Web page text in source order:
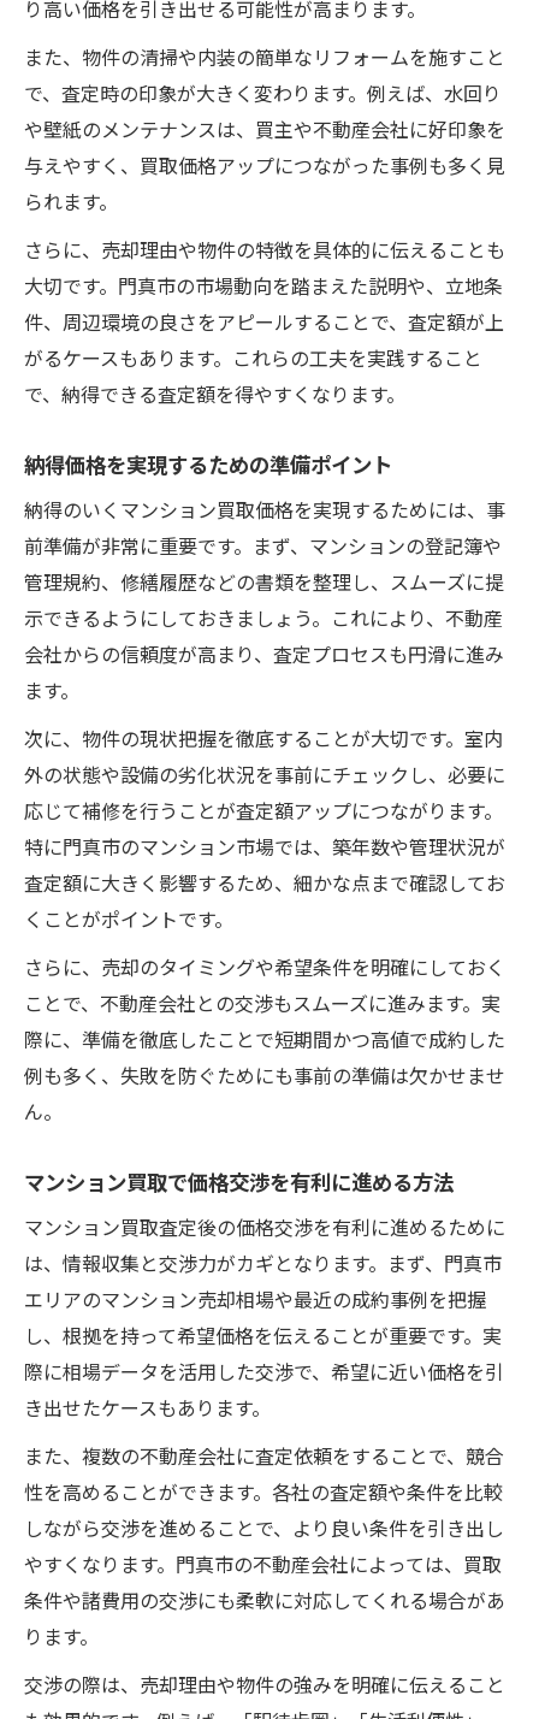
り高い価格を引き出せる可能性が高まります。
また、物件の清掃や内装の簡単なリフォームを施すこと
で、査定時の印象が大きく変わります。例えば、水回り
や壁紙のメンテナンスは、買主や不動産会社に好印象を
与えやすく、買取価格アップにつながった事例も多く見
られます。
さらに、売却理由や物件の特徴を具体的に伝えることも
大切です。門真市の市場動向を踏まえた説明や、立地条
件、周辺環境の良さをアピールすることで、査定額が上
がるケースもあります。これらの工夫を実践すること
で、納得できる査定額を得やすくなります。
納得価格を実現するための準備ポイント
納得のいくマンション買取価格を実現するためには、事
前準備が非常に重要です。まず、マンションの登記簿や
管理規約、修繕履歴などの書類を整理し、スムーズに提
示できるようにしておきましょう。これにより、不動産
会社からの信頼度が高まり、査定プロセスも円滑に進み
ます。
次に、物件の現状把握を徹底することが大切です。室内
外の状態や設備の劣化状況を事前にチェックし、必要に
応じて補修を行うことが査定額アップにつながります。
特に門真市のマンション市場では、築年数や管理状況が
査定額に大きく影響するため、細かな点まで確認してお
くことがポイントです。
さらに、売却のタイミングや希望条件を明確にしておく
ことで、不動産会社との交渉もスムーズに進みます。実
際に、準備を徹底したことで短期間かつ高値で成約した
例も多く、失敗を防ぐためにも事前の準備は欠かせませ
ん。
マンション買取で価格交渉を有利に進める方法
マンション買取査定後の価格交渉を有利に進めるために
は、情報収集と交渉力がカギとなります。まず、門真市
エリアのマンション売却相場や最近の成約事例を把握
し、根拠を持って希望価格を伝えることが重要です。実
際に相場データを活用した交渉で、希望に近い価格を引
き出せたケースもあります。
また、複数の不動産会社に査定依頼をすることで、競合
性を高めることができます。各社の査定額や条件を比較
しながら交渉を進めることで、より良い条件を引き出し
やすくなります。門真市の不動産会社によっては、買取
条件や諸費用の交渉にも柔軟に対応してくれる場合があ
ります。
交渉の際は、売却理由や物件の強みを明確に伝えること